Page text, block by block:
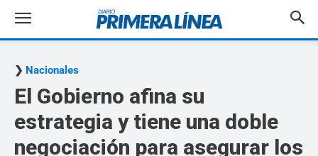
Nacionales
El Gobierno afina su
estrategia y tiene una doble
negociación para asegurar los